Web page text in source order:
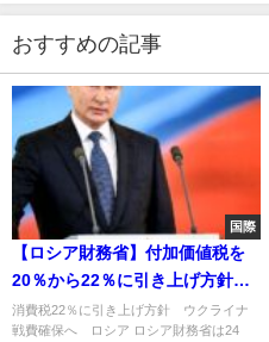
おすすめの記事
国際
【ロシア財務省】付加価値税を
20％から22％に引き上げ方針
ウクライナ戦費確保へ
消費税22％に引き上げ方針 ウクライナ
戦費確保へ ロシア ロシア財務省は24